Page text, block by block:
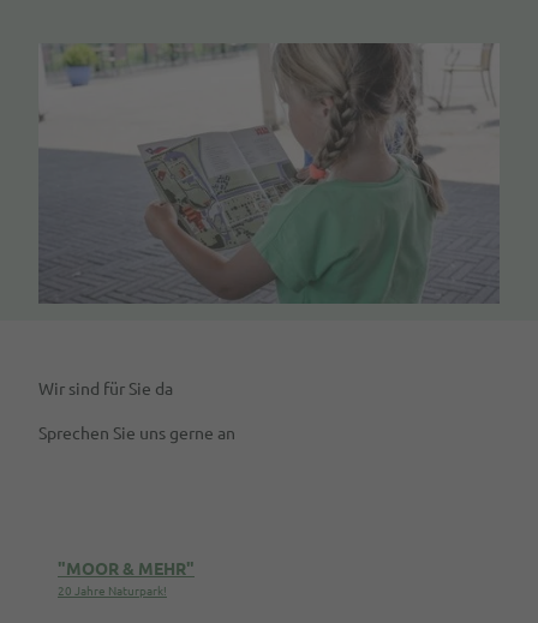
Wir sind für Sie da
Sprechen Sie uns gerne an
"MOOR & MEHR"
20 Jahre Naturpark!